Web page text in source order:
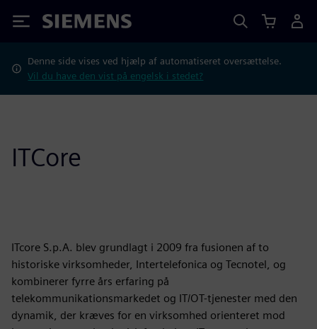
Siemens
Denne side vises ved hjælp af automatiseret oversættelse.
Vil du have den vist på engelsk i stedet?
ITCore
ITcore S.p.A. blev grundlagt i 2009 fra fusionen af to
historiske virksomheder, Intertelefonica og Tecnotel, og
kombinerer fyrre års erfaring på
telekommunikationsmarkedet og IT/OT-tjenester med den
dynamik, der kræves for en virksomhed orienteret mod